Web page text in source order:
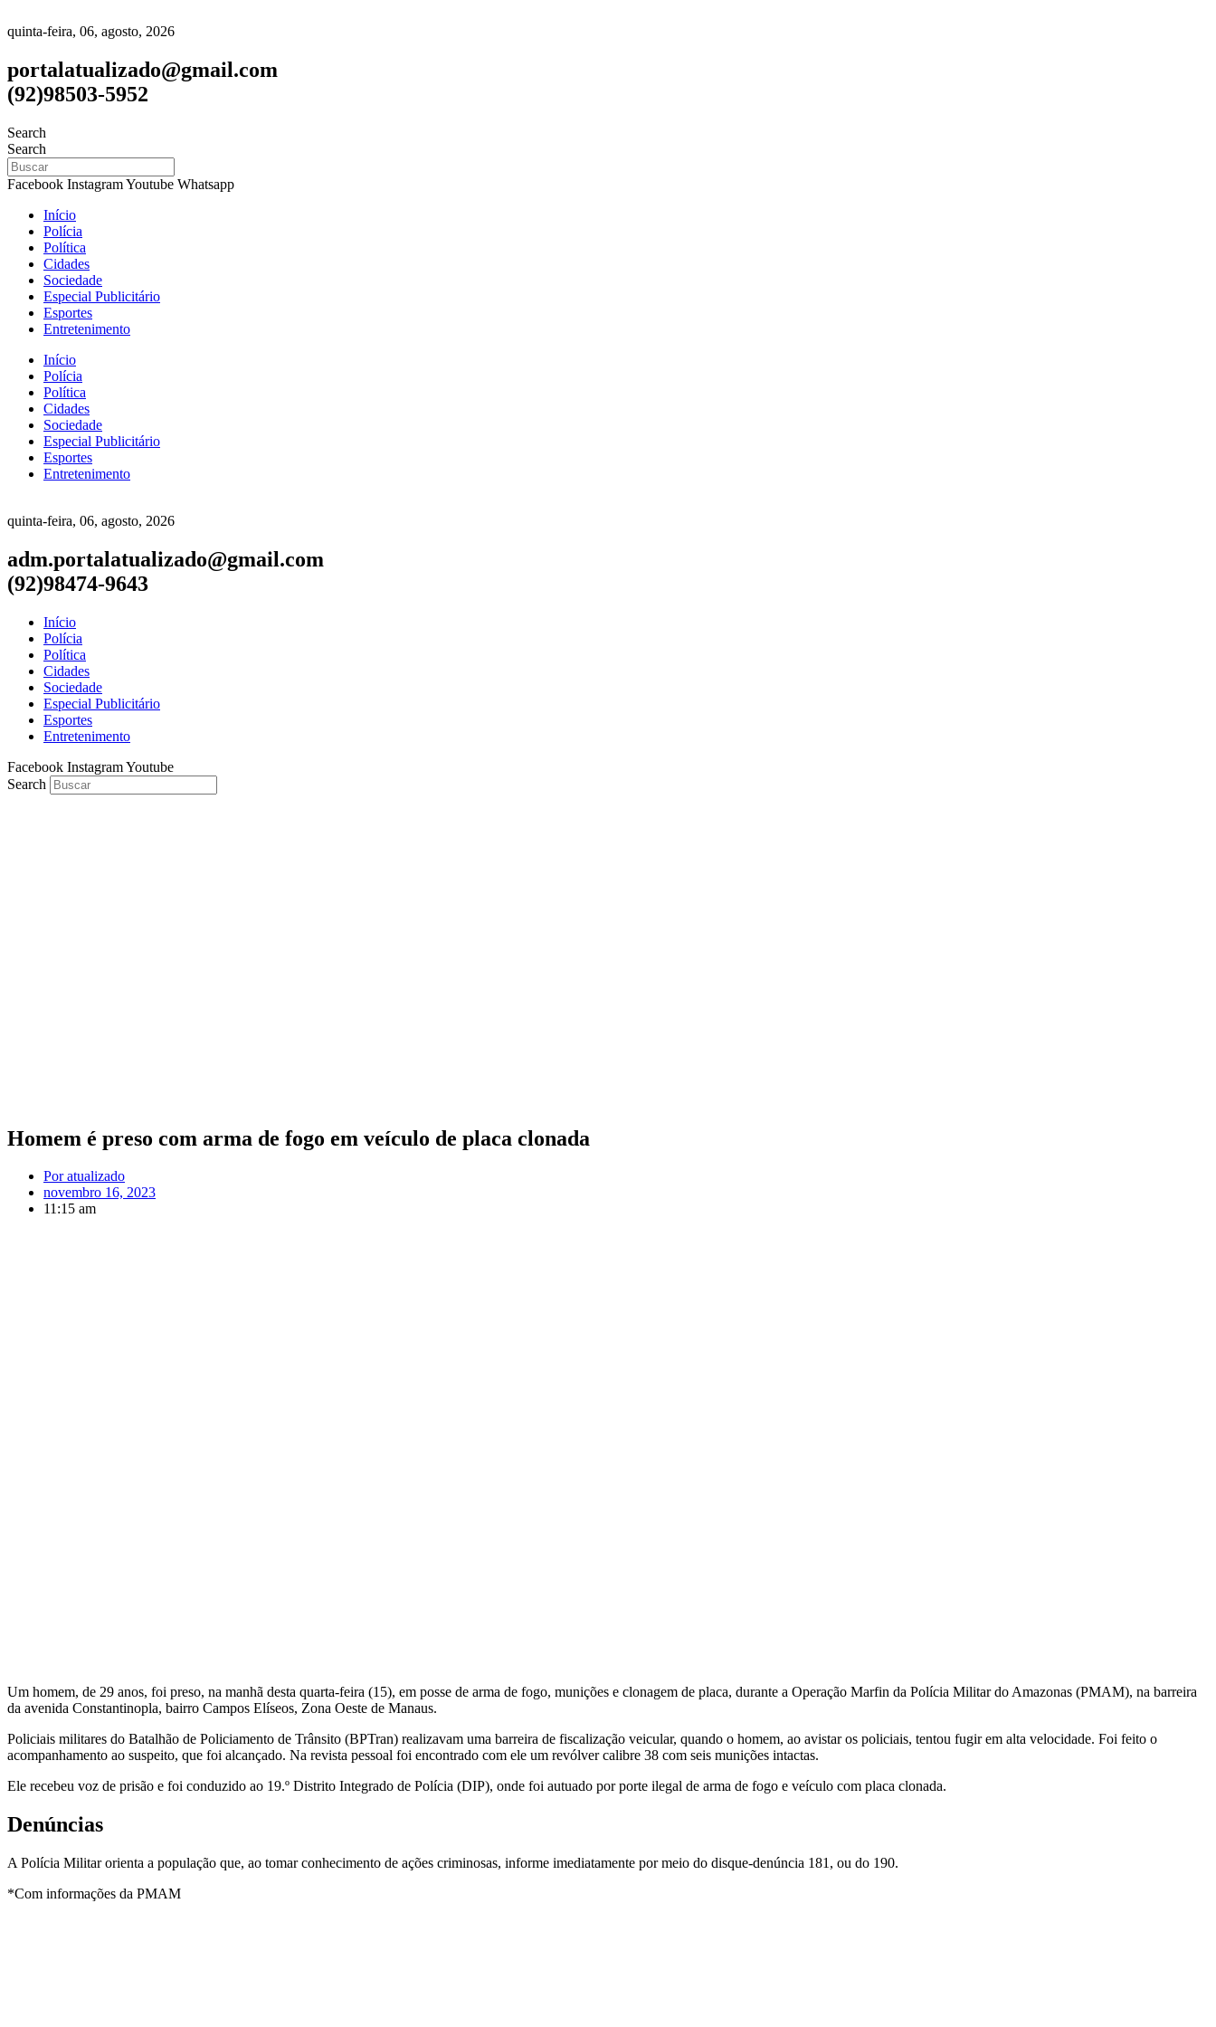
quinta-feira, 06, agosto, 2026
portalatualizado@gmail.com
(92)98503-5952
Search
Search
Facebook InstagramYoutube Whatsapp
Início
Polícia
Política
Cidades
Sociedade
Especial Publicitário
Esportes
Entretenimento
Início
Polícia
Política
Cidades
Sociedade
Especial Publicitário
Esportes
Entretenimento
quinta-feira, 06, agosto, 2026
adm.portalatualizado@gmail.com
(92)98474-9643
Início
Polícia
Política
Cidades
Sociedade
Especial Publicitário
Esportes
Entretenimento
Facebook InstagramYoutube
Search
Homem é preso com arma de fogo em veículo de placa clonada
Poratualizado
novembro 16, 2023
11:15 am
Um homem, de 29 anos, foi preso, na manhã desta quarta-feira (15), em posse de arma de fogo, munições e clonagem de placa, durante a Operação Marfin da Polícia Militar do Amazonas (PMAM), na barreira
da avenida Constantinopla, bairro Campos Elíseos, Zona Oeste de Manaus.
Policiais militares do Batalhão de Policiamento de Trânsito (BPTran) realizavam uma barreira de fiscalização veicular, quando o homem, ao avistar os policiais, tentou fugir em alta velocidade. Foi feito o
acompanhamento ao suspeito, que foi alcançado. Na revista pessoal foi encontrado com ele um revólver calibre 38 com seis munições intactas.
Ele recebeu voz de prisão e foi conduzido ao 19.º Distrito Integrado de Polícia (DIP), onde foi autuado por porte ilegal de arma de fogo e veículo com placa clonada.
Denúncias
A Polícia Militar orienta a população que, ao tomar conhecimento de ações criminosas, informe imediatamente por meio do disque-denúncia 181, ou do 190.
*Com informações da PMAM